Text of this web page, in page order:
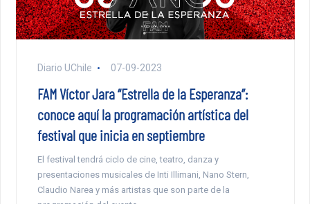
Diario UChile 07-09-2023
FAM Víctor Jara “Estrella de la Esperanza”:
conoce aquí la programación artística del
festival que inicia en septiembre
El festival tendrá ciclo de cine, teatro, danza y
presentaciones musicales de Inti Illimani, Nano Stern,
Claudio Narea y más artistas que son parte de la